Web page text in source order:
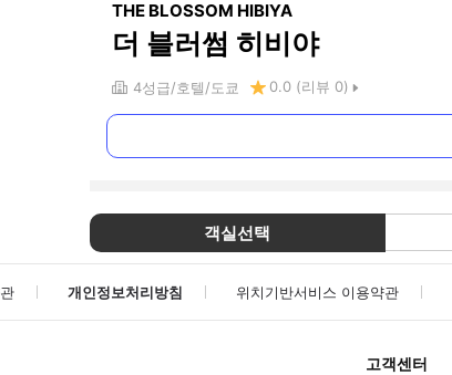
THE BLOSSOM HIBIYA
더 블러썸 히비야
4성급 호텔 도쿄 0.0 (리뷰 0)
객실선택
개인정보처리방침 위치기반서비스 이용약관
고객센터